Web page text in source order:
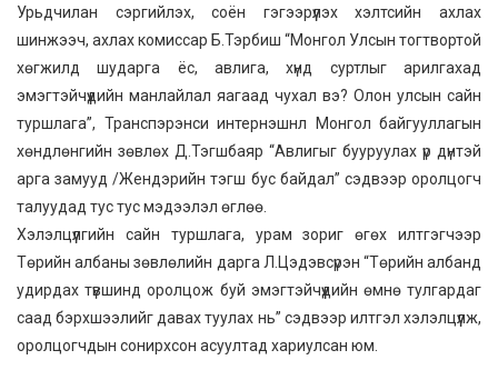
Урьдчилан сэргийлэх, соён гэгээрүүлэх хэлтсийн ахлах
шинжээч, ахлах комиссар Б.Тэрбиш “Монгол Улсын тогтвортой
хөгжилд шударга ёс, авлига, хүнд суртлыг арилгахад
эмэгтэйчүүдийн манлайлал яагаад чухал вэ? Олон улсын сайн
туршлага”, Транспэрэнси интернэшнл Монгол байгууллагын
хөндлөнгийн зөвлөх Д.Тэгшбаяр “Авлигыг бууруулах үр дүнтэй
арга замууд /Жендэрийн тэгш бус байдал” сэдвээр оролцогч
талуудад тус тус мэдээлэл өглөө.
Хэлэлцүүлгийн сайн туршлага, урам зориг өгөх илтгэгчээр
Төрийн албаны зөвлөлийн дарга Л.Цэдэвсүрэн “Төрийн албанд
удирдах түвшинд оролцож буй эмэгтэйчүүдийн өмнө тулгардаг
саад бэрхшээлийг давах туулах нь” сэдвээр илтгэл хэлэлцүүлж,
оролцогчдын сонирхсон асуултад хариулсан юм.